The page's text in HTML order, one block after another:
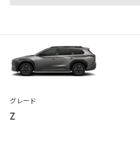
グレード
Z